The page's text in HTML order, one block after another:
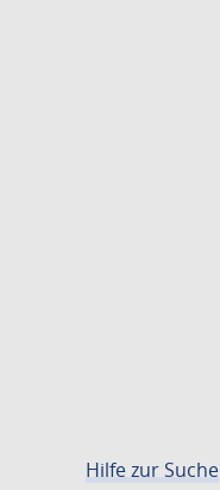
Hilfe zur Suche